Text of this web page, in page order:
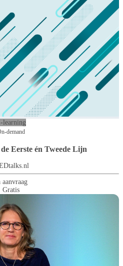
learning
demand
Eerste én Tweede Lijn
aanvraag
Gratis